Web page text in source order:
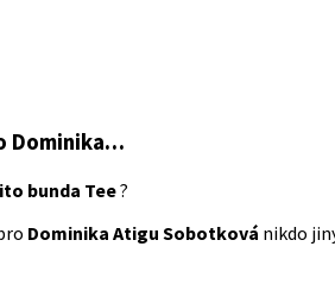
Dominika…
bunda Tee?
Dominika Atigu Sobotková nikdo